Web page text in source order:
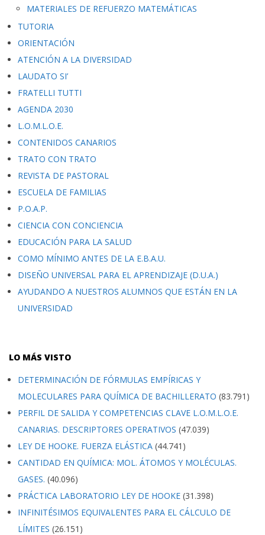
MATERIALES DE REFUERZO MATEMÁTICAS
TUTORIA
ORIENTACIÓN
ATENCIÓN A LA DIVERSIDAD
LAUDATO SI’
FRATELLI TUTTI
AGENDA 2030
L.O.M.L.O.E.
CONTENIDOS CANARIOS
TRATO CON TRATO
REVISTA DE PASTORAL
ESCUELA DE FAMILIAS
P.O.A.P.
CIENCIA CON CONCIENCIA
EDUCACIÓN PARA LA SALUD
COMO MÍNIMO ANTES DE LA E.B.A.U.
DISEÑO UNIVERSAL PARA EL APRENDIZAJE (D.U.A.)
AYUDANDO A NUESTROS ALUMNOS QUE ESTÁN EN LA
UNIVERSIDAD
LO MÁS VISTO
DETERMINACIÓN DE FÓRMULAS EMPÍRICAS Y
MOLECULARES PARA QUÍMICA DE BACHILLERATO (83.791)
PERFIL DE SALIDA Y COMPETENCIAS CLAVE L.O.M.L.O.E.
CANARIAS. DESCRIPTORES OPERATIVOS (47.039)
LEY DE HOOKE. FUERZA ELÁSTICA (44.741)
CANTIDAD EN QUÍMICA: MOL. ÁTOMOS Y MOLÉCULAS.
GASES. (40.096)
PRÁCTICA LABORATORIO LEY DE HOOKE (31.398)
INFINITÉSIMOS EQUIVALENTES PARA EL CÁLCULO DE
LÍMITES (26.151)